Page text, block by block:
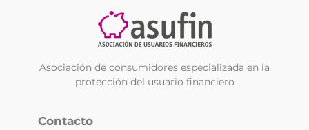
Asociación de consumidores especializada en la
protección del usuario financiero
Contacto